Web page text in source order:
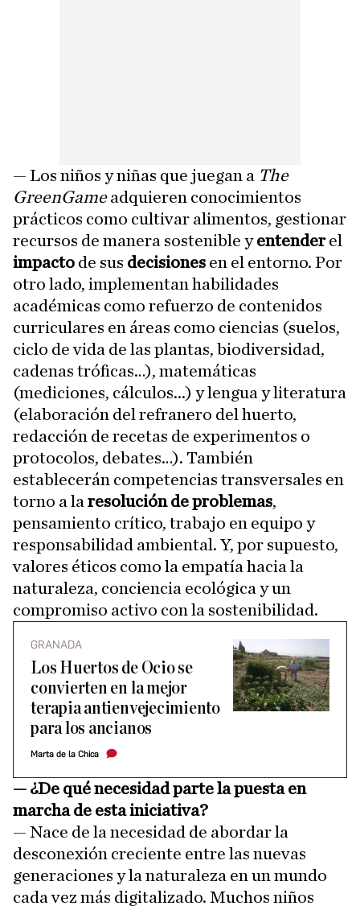
— Los niños y niñas que juegan a The
GreenGameadquieren conocimientos
prácticos como cultivar alimentos, gestionar
recursos de manera sostenible yentenderel
impacto de sus decisiones en el entorno. Por
otro lado, implementan habilidades
académicas como refuerzo de contenidos
curriculares en áreas como ciencias (suelos,
ciclo de vida de las plantas, biodiversidad,
cadenas tróficas…), matemáticas
(mediciones, cálculos...) y lengua y literatura
(elaboración del refranero del huerto,
redacción de recetas de experimentos o
protocolos, debates…). También
establecerán competencias transversales en
torno a la resolución de problemas,
pensamiento crítico, trabajo en equipo y
responsabilidad ambiental. Y, por supuesto,
valores éticos como la empatía hacia la
naturaleza, conciencia ecológica y un
compromiso activo con la sostenibilidad.
GRANADA
Los Huertos de Ocio se
convierten en la mejor
terapia antienvejecimiento
para los ancianos
Marta de la Chica
— ¿De qué necesidad parte la puesta en
marcha de esta iniciativa?
— Nace de la necesidad de abordar la
desconexión creciente entre las nuevas
generaciones y la naturaleza en un mundo
cada vez más digitalizado. Muchos niños